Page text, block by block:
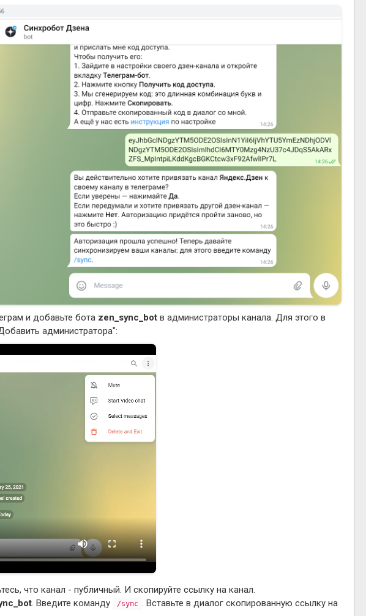
и добавьте бота zen_sync_bot в администраторы канала. Для этого в
администратора":
что канал - публичный. И скопируйте ссылку на канал.
. Введите команду /sync . Вставьте в диалог скопированную ссылку на